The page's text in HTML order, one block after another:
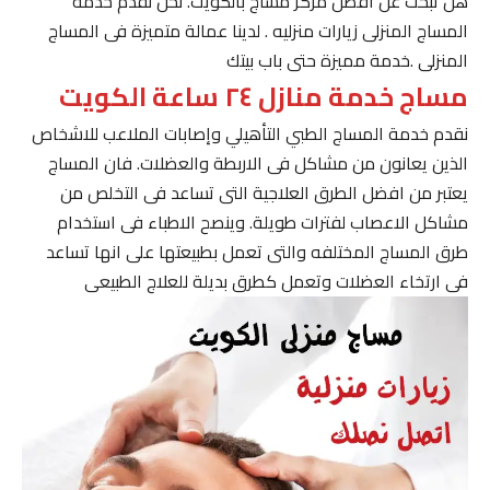
المساج المنزلى زيارات منزليه . لدينا عمالة متميزة فى المساج
المنزلى .خدمة مميزة حتى باب بيتك
مساج خدمة منازل ٢٤ ساعة الكويت
نقدم خدمة المساج الطبي التأهيلي وإصابات الملاعب للاشخاص
الذين يعانون من مشاكل فى الاربطة والعضلات. فان المساج
يعتبر من افضل الطرق العلاجية التى تساعد فى التخلص من
مشاكل الاعصاب لفترات طويلة. وينصح الاطباء فى استخدام
طرق المساج المختلفه والتى تعمل بطبيعتها على انها تساعد
فى ارتخاء العضلات وتعمل كطرق بديلة للعلاج الطبيعى